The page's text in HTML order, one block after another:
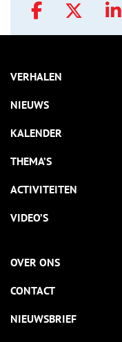
VERHALEN
NIEUWS
KALENDER
THEMA’S
ACTIVITEITEN
VIDEO’S
OVER ONS
CONTACT
NIEUWSBRIEF